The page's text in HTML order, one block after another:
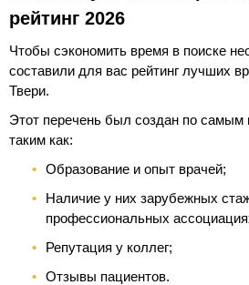
рейтинг 2026
Чтобы сэкономить время в поиске
составили для вас рейтинг лучших
Твери.
Этот перечень был создан по самым
таким как:
Образование и опыт врачей;
Наличие у них зарубежных
профессиональных
Репутация у коллег;
Отзывы пациентов.